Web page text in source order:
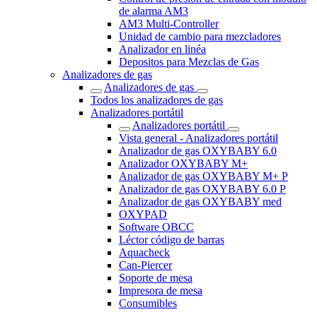
de alarma AM3
AM3 Multi-Controller
Unidad de cambio para mezcladores
Analizador en linéa
Depositos para Mezclas de Gas
Analizadores de gas
Analizadores de gas
Todos los analizadores de gas
Analizadores portátil
Analizadores portátil
Vista general - Analizadores portátil
Analizador de gas OXYBABY 6.0
Analizador OXYBABY M+
Analizador de gas OXYBABY M+ P
Analizador de gas OXYBABY 6.0 P
Analizador de gas OXYBABY med
OXYPAD
Software OBCC
Léctor código de barras
Aquacheck
Can-Piercer
Soporte de mesa
Impresora de mesa
Consumibles